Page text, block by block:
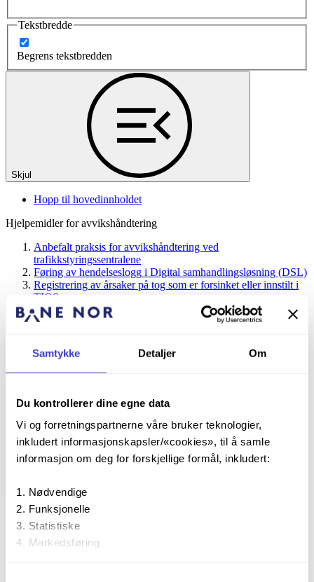
Samtykke Detaljer Om
Du kontrollerer dine egne data
Vi og forretningspartnerne våre bruker teknologier,
inkludert informasjonskapsler/«cookies», til å samle
informasjon om deg for forskjellige formål, inkludert:
Nødvendige
Funksjonelle
Statistiske
Markedsføring
Tekstbredde
Begrens tekstbredden
Skjul
Hopp til hovedinnholdet
Hjelpemidler for avvikshåndtering
Anbefalt praksis for avvikshåndtering ved
trafikkstyringssentralene
Føring av hendelseslogg i Digital samhandlingsløsning (DSL)
Registrering av årsaker på tog som er forsinket eller innstilt i
TIOS
Rutiner for trafikkstyringssentralene – registrering av vakter
utgått på tid i hendelseslogg (mandagsrapport)
Rekvirering av trekkraftkjøretøy
Transport av farlig gods
Transport av farlig gods